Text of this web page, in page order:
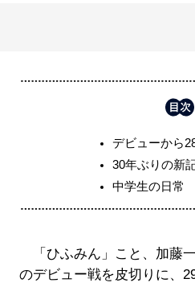
デビューから
30年ぶりの新
中学生の日常
「ひふみん」こと、加藤
のデビュー戦を皮切りに、